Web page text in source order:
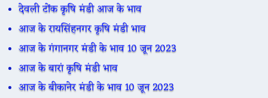
देवली टोंक कृषि मंडी आज के भाव
आज के रायसिंहनगर कृषि मंडी भाव
आज के गंगानगर मंडी के भाव 10 जून 2023
आज के बारां कृषि मंडी भाव
आज के बीकानेर मंडी के भाव 10 जून 2023